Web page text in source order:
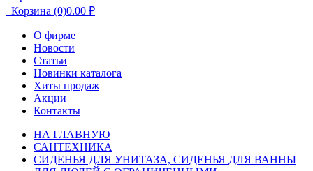
Корзина (0)0.00 ₽
О фирме
Новости
Статьи
Новинки каталога
Хиты продаж
Акции
Контакты
НА ГЛАВНУЮ
САНТЕХНИКА
СИДЕНЬЯ ДЛЯ УНИТАЗА, СИДЕНЬЯ ДЛЯ ВАННЫ